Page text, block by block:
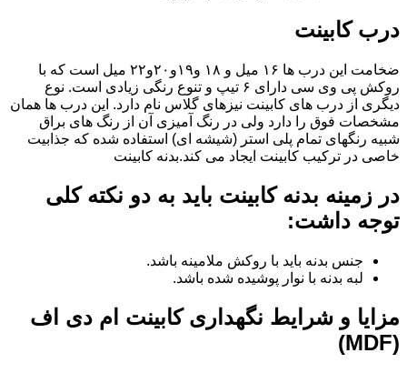
درب کابینت
ضخامت این درب ها ۱۶ میل و ۱۸ و١٩و٢٠و٢٢ میل است که با
روکش پی وی سی دارای ۶ تیپ و تنوع رنگی زیادی است. نوع
دیگری از درب های کابینت نیزهای گلاس نام دارد. این درب ها همان
مشخصات فوق را دارد ولی در رنگ آمیزی آن از رنگ های براق
شبیه رنگهای تمام پلی استر (شیشه ای) استفاده شده که جذابیت
خاصی در ترکیب کابینت ایجاد می کند.بدنه کابینت
در زمینه بدنه کابینت باید به دو نکته کلی
توجه داشت:
جنس بدنه باید با روکش ملامینه باشد.
لبه بدنه با نوار پوشیده شده باشد.
مزایا و شرایط نگهداری کابینت ام دی اف
(MDF)